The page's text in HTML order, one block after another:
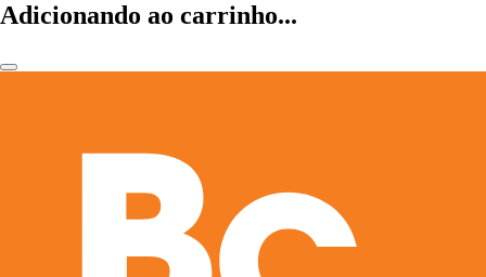
Adicionando ao carrinho...